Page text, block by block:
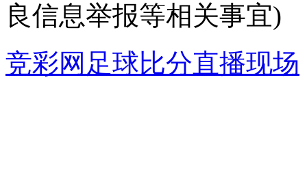
良信息举报等相关事宜)
竞彩网足球比分直播现场